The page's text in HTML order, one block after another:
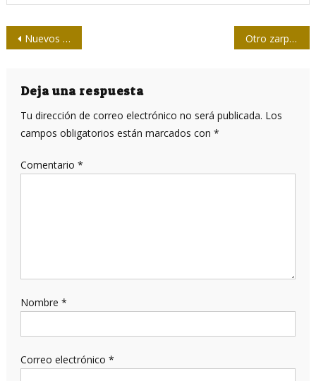
Navegación
entradas
Nuevos ministros de Economía y de Educación Superior Otro zarpazo terrorista en Francia
Deja una respuesta
Tu dirección de correo electrónico no será publicada. Los
campos obligatorios están marcados con *
Comentario *
Nombre *
Correo electrónico *